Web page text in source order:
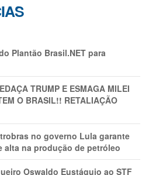
Plantão Brasil.NET para
TRUMP E ESMAGA MILEI
O BRASIL!! RETALIAÇÃO
no governo Lula garante
alta na produção de petróleo
Oswaldo Eustáquio ao STF